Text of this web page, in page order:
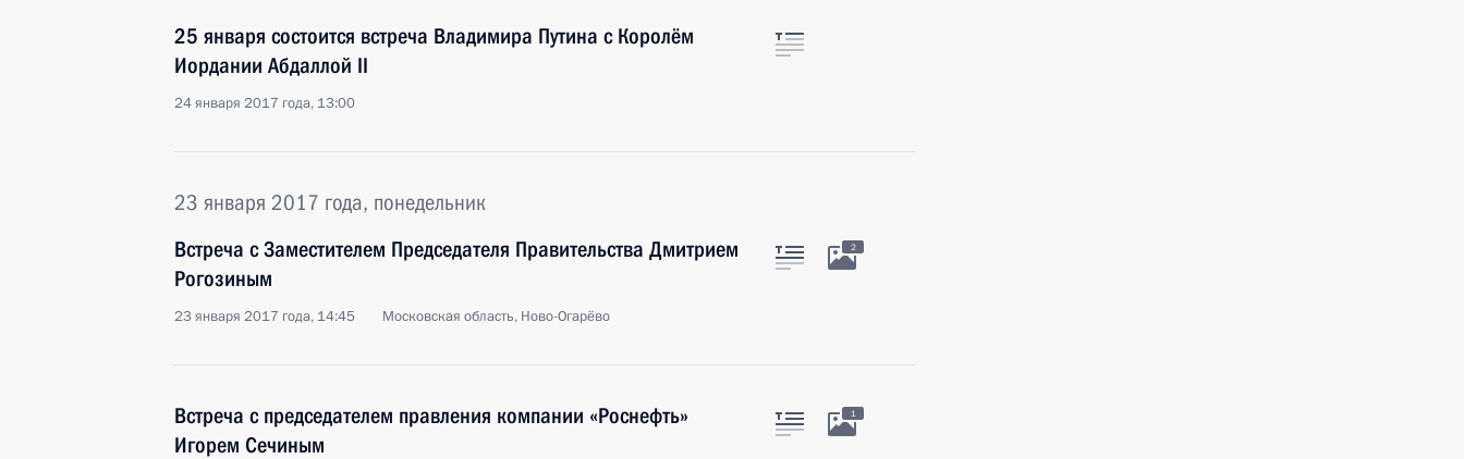
25 января состоится встреча Владимира Путина с Королём
Иордании Абдаллой II
24 января 2017 года, 13:00
23 января 2017 года, понедельник
Встреча с Заместителем Председателя Правительства Дмитрием
Рогозиным
23 января 2017 года, 14:45 Московская область, Ново-Огарёво
2
Встреча с председателем правления компании «Роснефть»
Игорем Сечиным
1